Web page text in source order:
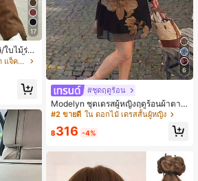
17
บไม้ร่วง
ซิปขึ้น
สนามบิ
ๆ ฤดูใบ
ใน เครื่องบินทิ้งระเบิด แจ็คเก็ตผู้หญิง
6
#ชุดฤดูร้อน
Modelyn ชุดเดรสผู้หญิงฤดูร้อนผ้าตาข่
ายพิมพ์ลาย คอไม่สมมาตร จับจีบ หรูหร
#2 ขายดี ใน ดอกไม้ เดรสสั้นผู้หญิง
฿316 -4%